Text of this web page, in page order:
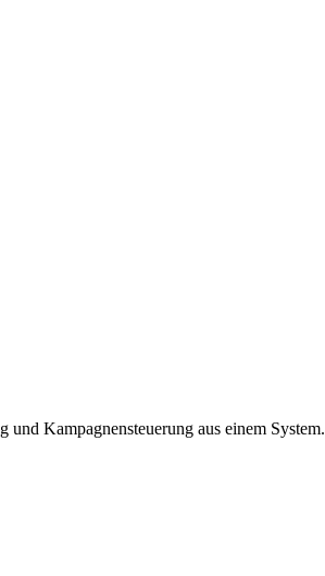
Kampagnensteuerung aus einem System.